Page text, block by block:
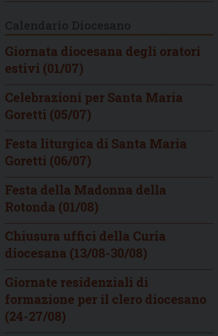
Giornata diocesana degli oratori
estivi (01/07)
Celebrazioni per Santa Maria
Goretti (05/07)
Festa liturgica di Santa Maria
Goretti (06/07)
Festa della Madonna della
Rotonda (01/08)
Chiusura uffici della Curia
diocesana (13/08-30/08)
Giornate residenziali di
formazione per il clero diocesano
(24-27/08)